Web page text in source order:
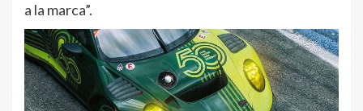
a la marca”.